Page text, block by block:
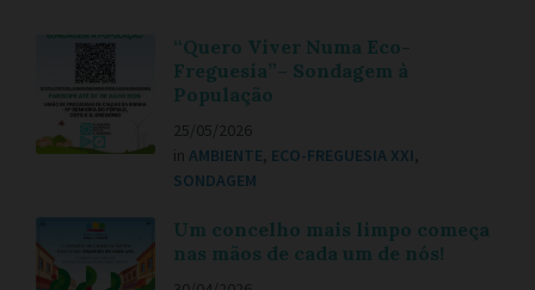
“Quero Viver Numa Eco-
Freguesia”– Sondagem à
População
25/05/2026
in AMBIENTE, ECO-FREGUESIA XXI ,
SONDAGEM
Um concelho mais limpo começa
nas mãos de cada um de nós!